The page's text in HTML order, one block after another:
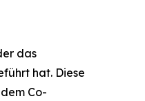
das
hat. Diese
Co-